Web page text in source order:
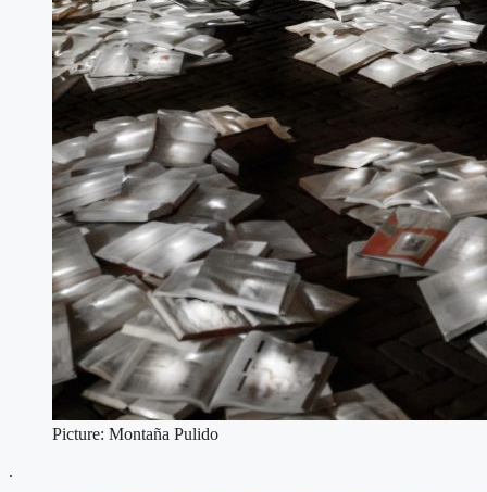
Picture: Montaña Pulido
.